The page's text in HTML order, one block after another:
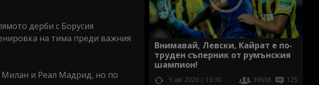
дерби с Борусия
на тима преди важния
Милан и Реал Мадрид, но по
Внимавай, Левски, Кайрат е по-
труден съперник от румънския
шампион!
5 авг 2026 | 16:30 39638 125